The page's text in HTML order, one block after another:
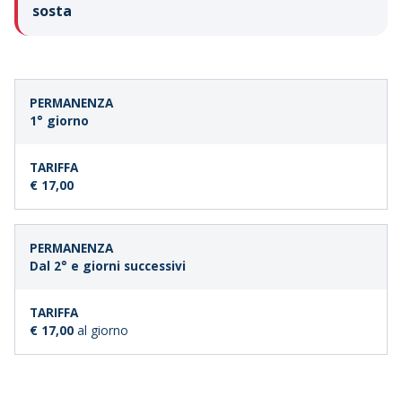
sosta
DURATA
SOSTA
1° giorno
€ 17,00
Dal 2° e giorni successivi
€ 17,00 al giorno